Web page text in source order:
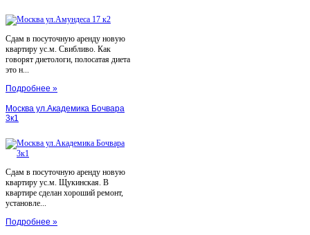
Сдам в посуточную аренду новую
квартиру ус.м. Свибливо. Как
говорят диетологи, полосатая диета
это н...
Подробнее »
Москва ул.Академика Бочвара
3к1
Сдам в посуточную аренду новую
квартиру ус.м. Щукинская. В
квартире сделан хороший ремонт,
установле...
Подробнее »